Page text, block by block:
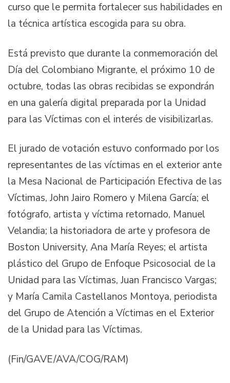
curso que le permita fortalecer sus habilidades en
la técnica artística escogida para su obra.
Está previsto que durante la conmemoración del
Día del Colombiano Migrante, el próximo 10 de
octubre, todas las obras recibidas se expondrán
en una galería digital preparada por la Unidad
para las Víctimas con el interés de visibilizarlas.
El jurado de votación estuvo conformado por los
representantes de las víctimas en el exterior ante
la Mesa Nacional de Participación Efectiva de las
Víctimas, John Jairo Romero y Milena García; el
fotógrafo, artista y víctima retornado, Manuel
Velandia; la historiadora de arte y profesora de
Boston University, Ana María Reyes; el artista
plástico del Grupo de Enfoque Psicosocial de la
Unidad para las Víctimas, Juan Francisco Vargas;
y María Camila Castellanos Montoya, periodista
del Grupo de Atención a Víctimas en el Exterior
de la Unidad para las Víctimas.
(Fin/GAVE/AVA/COG/RAM)